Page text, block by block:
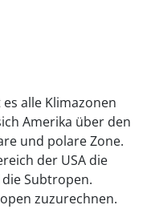
alle Klimazonen
Amerika über den
und polare Zone.
der USA die
Subtropen.
zuzurechnen.